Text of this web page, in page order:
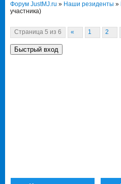
Форум JustMJ.ru » Наши резиденты »
участника)
Страница 5 из 6 « 1 2